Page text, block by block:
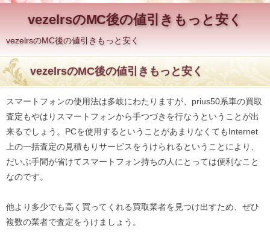
vezelrsのMC後の値引きもっと安く
vezelrsのMC後の値引きもっと安く
vezelrsのMC後の値引きもっと安く
スマートフォンの使用法は多岐にわたりますが、prius50系車の買取
査定もやはりスマートフォンから手つづきを行なうということが出
来るでしょう。PCを使用するということがあまりなくてもInternet
上の一括査定の見積もりサービスをうけられるということにより、
だいぶ手間が省けてスマートフォン持ちの人にとっては便利なこと
なのです。
他より多少でも高く買ってくれる買取業者を見つけ出すため、ぜひ
複数の業者で査定をうけましょう。